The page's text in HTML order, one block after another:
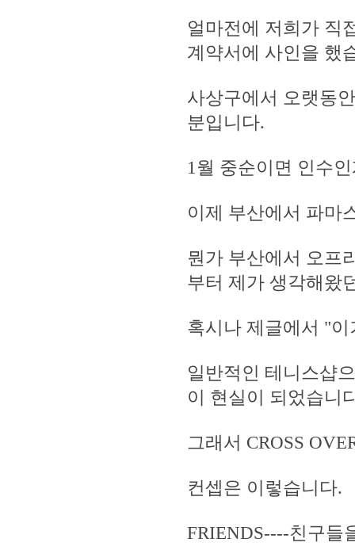
얼마전에 저희가 직
계약서에 사인을 했
사상구에서 오랫동
분입니다.
1월 중순이면 인수
이제 부산에서 파마
뭔가 부산에서 오프
부터 제가 생각해왔
혹시나 제글에서 "
일반적인 테니스샵
이 현실이 되었습니
그래서 CROSS
컨셉은 이렇습니다.
FRIENDS----친구들